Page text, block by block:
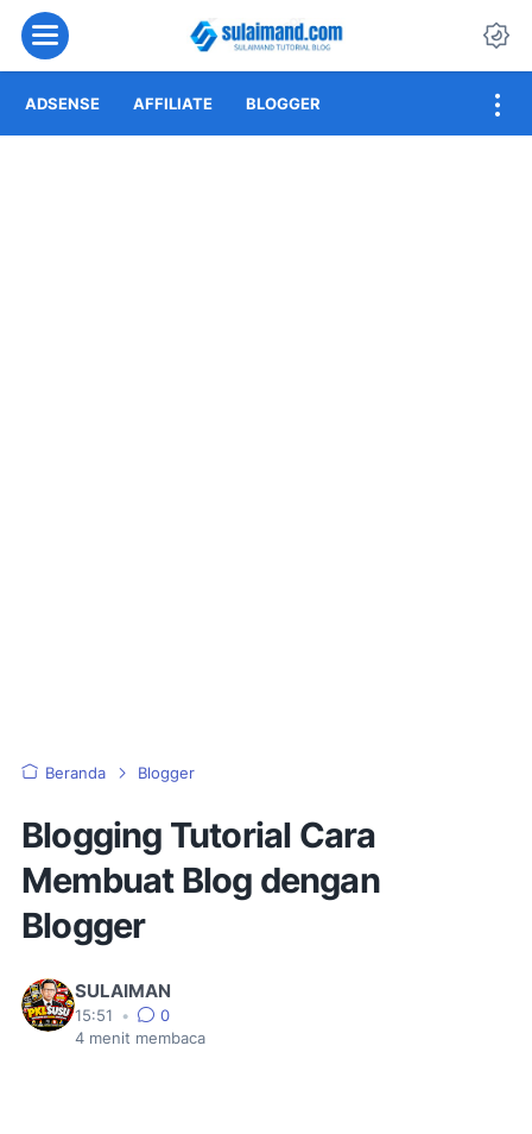
Menu
ADSENSE AFFILIATE BLOGGER
Beranda Blogger
Blogging Tutorial Cara
Membuat Blog dengan
Blogger
SULAIMAN
15:51 •
0
4 menit membaca